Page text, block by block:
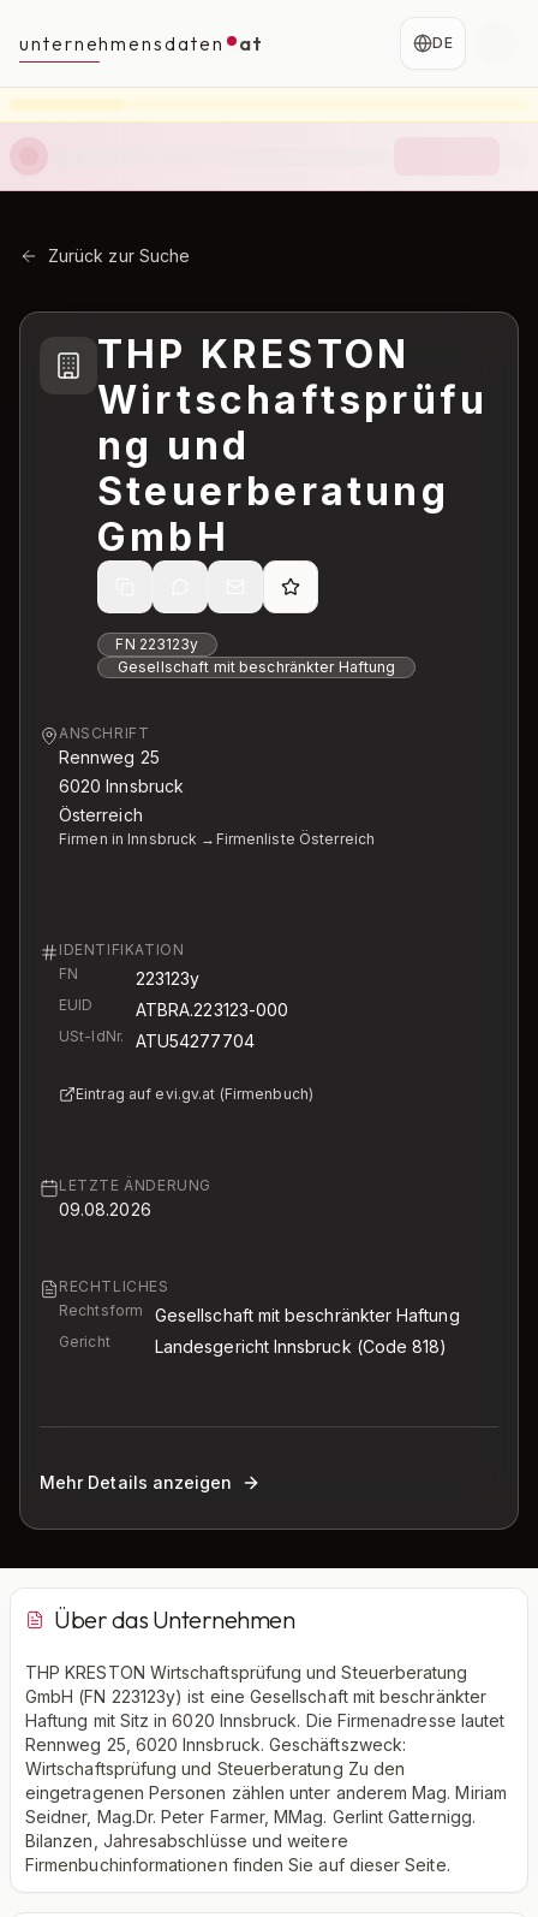
unternehmensdaten at DE
Zurück zur Suche
THP KRESTON
Wirtschaftsprüfu
ng und
Steuerberatung
GmbH
FN 223123y
Gesellschaft mit beschränkter Haftung
ANSCHRIFT
Rennweg 25
6020Innsbruck
Österreich
Firmen in Innsbruck → Firmenliste Österreich
IDENTIFIKATION
FN
223123y
EUID ATBRA.223123-000
USt-IdNr. ATU54277704
Eintrag auf evi.gv.at (Firmenbuch)
LETZTE ÄNDERUNG
09.08.2026
RECHTLICHES
Rechtsform
Gesellschaft mit beschränkter Haftung
Gericht Landesgericht Innsbruck (Code 818)
Mehr Details anzeigen
Über das Unternehmen
THP KRESTON Wirtschaftsprüfung und Steuerberatung
GmbH (FN 223123y) ist eine Gesellschaft mit beschränkter
Haftung mit Sitz in 6020 Innsbruck. Die Firmenadresse lautet
Rennweg 25, 6020 Innsbruck. Geschäftszweck:
Wirtschaftsprüfung und Steuerberatung Zu den
eingetragenen Personen zählen unter anderem Mag. Miriam
Seidner, Mag.Dr. Peter Farmer, MMag. Gerlint Gatternigg.
Bilanzen, Jahresabschlüsse und weitere
Firmenbuchinformationen finden Sie auf dieser Seite.